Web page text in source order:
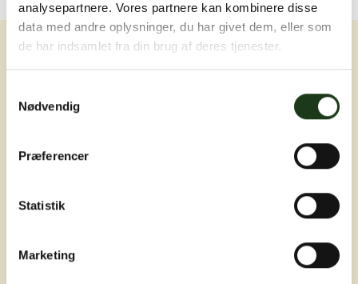
analysepartnere. Vores partnere kan kombinere disse
data med andre oplysninger, du har givet dem, eller som
de har indsamlet fra din brug af deres tjenester.
Nødvendig
Præferencer
Statistik
Marketing
Erfaring, nærvær og omsorg ved livets
Adresser